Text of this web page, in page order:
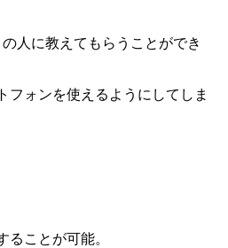
人に教えてもらうことができ
フォンを使えるようにしてしま
ことが可能。